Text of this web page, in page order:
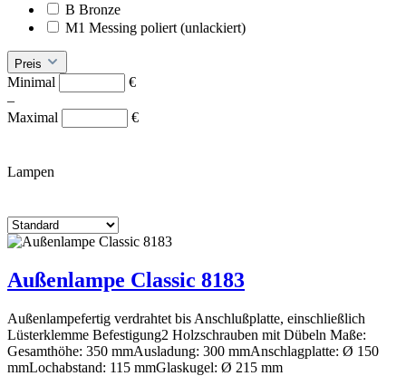
B Bronze
M1 Messing poliert (unlackiert)
Preis
Minimal
€
–
Maximal
€
Lampen
Außenlampe Classic 8183
Außenlampefertig verdrahtet bis Anschlußplatte, einschließlich
Lüsterklemme Befestigung2 Holzschrauben mit Dübeln Maße:
Gesamthöhe: 350 mmAusladung: 300 mmAnschlagplatte: Ø 150
mmLochabstand: 115 mmGlaskugel: Ø 215 mm